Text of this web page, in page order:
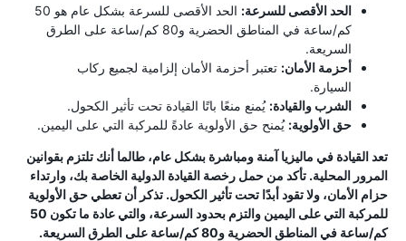
الحد الأقصى للسرعة:
الحد الأقصى للسرعة بشكل عام هو 50
كم/ساعة في المناطق الحضرية و80 كم/ساعة على الطرق
السريعة.
أحزمة الأمان: تعتبر أحزمة الأمان إلزامية لجميع ركاب
السيارة.
الشرب والقيادة: يُمنع منعًا باتًا القيادة تحت تأثير الكحول.
حق الأولوية: يُمنح حق الأولوية عادةً للمركبة التي على اليمين.
تعد القيادة في ماليزيا آمنة ومباشرة بشكل عام، طالما أنك تلتزم بقوانين
المرور المحلية. تأكد من حمل رخصة القيادة الدولية الخاصة بك، وارتداء
حزام الأمان، ولا تقود أبدًا تحت تأثير الكحول. تذكر أن تعطي حق الأولوية
للمركبة التي على اليمين والتزم بحدود السرعة، والتي عادة ما تكون 50
كم/ساعة في المناطق الحضرية و80 كم/ساعة على الطرق السريعة.